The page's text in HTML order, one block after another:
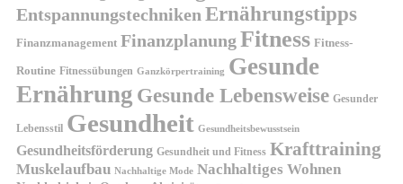
Entspannungstechniken Ernährungstipps
Finanzmanagement Finanzplanung Fitness Fitness-
Routine Fitnessübungen Ganzkörpertraining Gesunde
Ernährung Gesunde Lebensweise Gesunder
Lebensstil Gesundheit Gesundheitsbewusstsein
Gesundheitsförderung Gesundheit und Fitness Krafttraining
Muskelaufbau Nachhaltige Mode Nachhaltiges Wohnen